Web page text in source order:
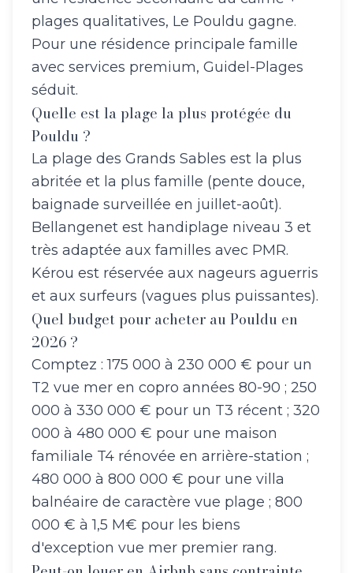
plages qualitatives, Le Pouldu gagne.
Pour une résidence principale famille
avec services premium, Guidel-Plages
séduit.
Quelle est la plage la plus protégée du
Pouldu ?
La plage des Grands Sables est la plus
abritée et la plus famille (pente douce,
baignade surveillée en juillet-août).
Bellangenet est handiplage niveau 3 et
très adaptée aux familles avec PMR.
Kérou est réservée aux nageurs aguerris
et aux surfeurs (vagues plus puissantes).
Quel budget pour acheter au Pouldu en
2026 ?
Comptez : 175 000 à 230 000 € pour un
T2 vue mer en copro années 80-90 ; 250
000 à 330 000 € pour un T3 récent ; 320
000 à 480 000 € pour une maison
familiale T4 rénovée en arrière-station ;
480 000 à 800 000 € pour une villa
balnéaire de caractère vue plage ; 800
000 € à 1,5 M€ pour les biens
d'exception vue mer premier rang.